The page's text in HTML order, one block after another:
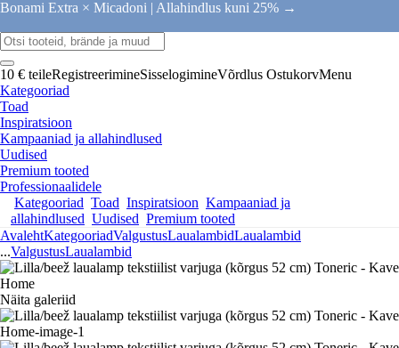
Bonami Extra × Micadoni | Allahindlus kuni 25% →
10 € teileRegistreerimineSisselogimineVõrdlus OstukorvMenu
Kategooriad
Toad
Inspiratsioon
Kampaaniad ja allahindlused
Uudised
Premium tooted
Professionaalidele
Kategooriad Toad Inspiratsioon Kampaaniad ja
allahindlused Uudised Premium tooted
AvalehtKategooriadValgustusLaualambidLaualambid
...ValgustusLaualambid
Näita galeriid